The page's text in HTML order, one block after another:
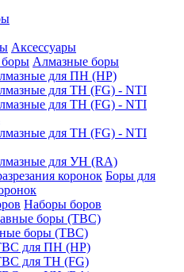
Аксессуары
Алмазные боры
для ПН (HP)
для ТН (FG) - NTI
для ТН (FG) - NTI
для ТН (FG) - NTI
для УН (RA)
Боры для
Наборы боров
боры (ТВС)
для ПН (HP)
для ТН (FG)